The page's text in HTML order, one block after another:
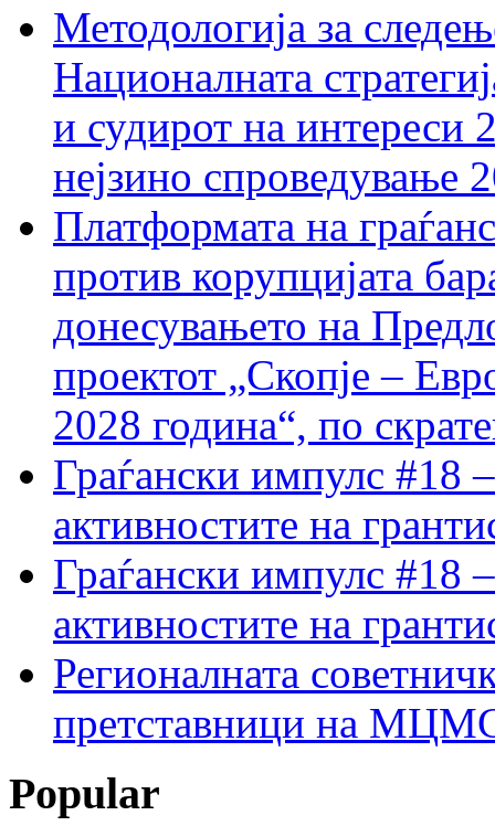
Методологија за
Националната
и судирот на интереси
нејзино спроведување
Платформата на
против корупцијата
донесувањето на
проектот „Скопје –
2028 година“, по
Граѓански импулс #18
активностите на
Граѓански импулс #18
активностите на
Регионалната
претставници на МЦМС
Popular